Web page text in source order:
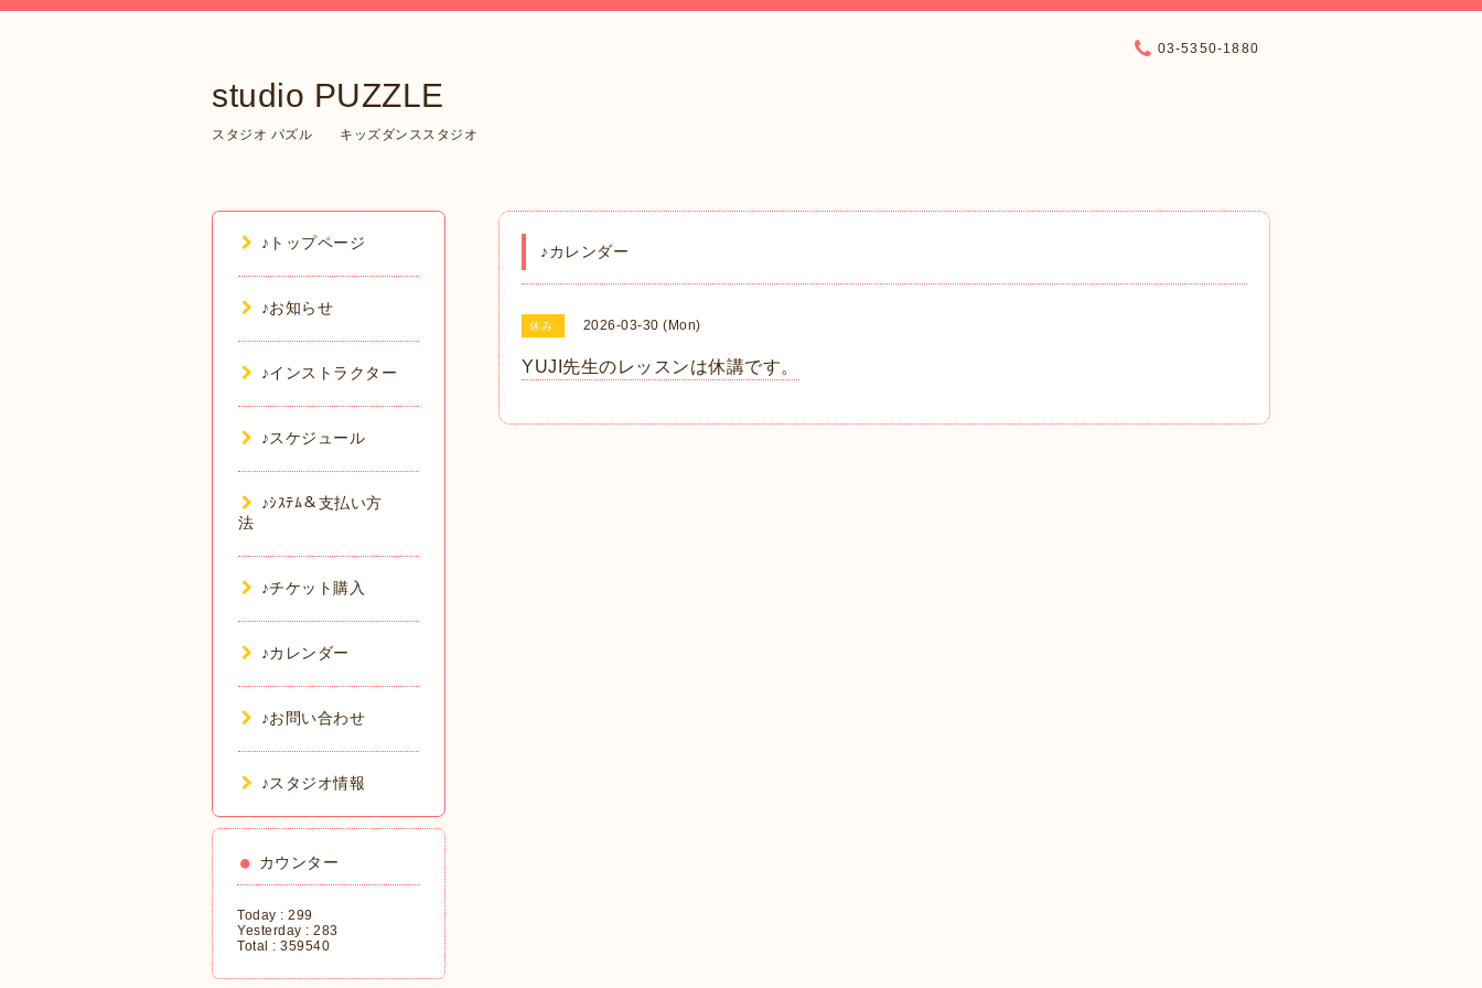
studio PUZZLE
スタジオ パズル キッズダンススタジオ
03-5350-1880
♪カレンダー
休み 2026-03-30 (Mon)
YUJI先生のレッスンは休講です。
♪トップページ
♪お知らせ
♪インストラクター
♪スケジュール
♪ｼｽﾃﾑ＆支払い方
法
♪チケット購入
♪カレンダー
♪お問い合わせ
♪スタジオ情報
カウンター
Today : 299
Yesterday : 283
Total : 359540